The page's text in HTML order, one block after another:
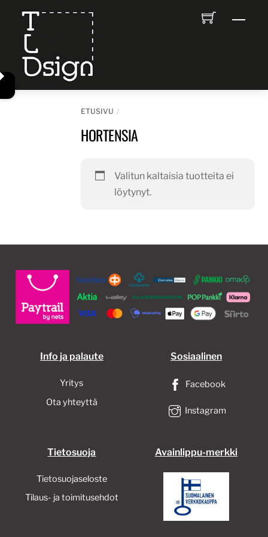
content
ETUSIVU
HORTENSIA
Valitun kaltaisia tuotteita ei
löytynyt.
Info ja palaute
Yritys
Ota yhteyttä
Sosiaalinen
Facebook
Instagram
Tietosuoja
Tietosuojaseloste
Tilaus- ja toimitusehdot
Avainlippu-merkki